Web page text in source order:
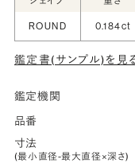
と
指輪の内側に、誕生
宝石を選んでセッテ
詳しく見る
ROUND 0.184ct
鑑定書(サンプル)を見
鑑定機関
品番
寸法
(最小直径-最大直径×深さ)